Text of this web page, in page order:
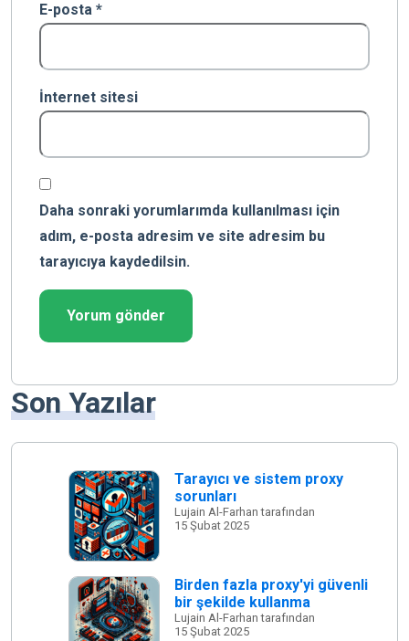
E-posta *
İnternet sitesi
Daha sonraki yorumlarımda kullanılması için
adım, e-posta adresim ve site adresim bu
tarayıcıya kaydedilsin.
Son Yazılar
Tarayıcı ve sistem proxy
sorunları
Lujain Al-Farhan tarafından
15 Şubat 2025
Birden fazla proxy'yi güvenli
bir şekilde kullanma
Lujain Al-Farhan tarafından
15 Şubat 2025